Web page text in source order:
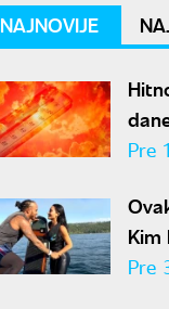
NAJNOVIJE
Pre
Kim
-
Pre